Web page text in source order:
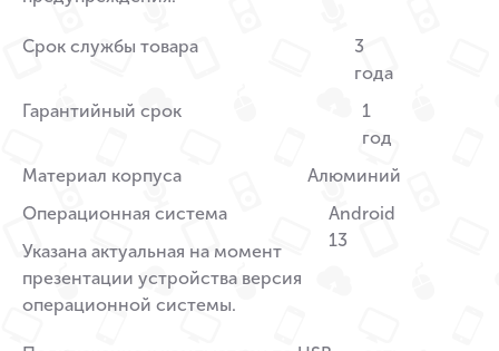
Срок службы товара
3
года
Гарантийный срок
1
год
Материал корпуса
Алюминий
Операционная система
Указана актуальная на момент
презентации устройства версия
операционной системы.
Android
13